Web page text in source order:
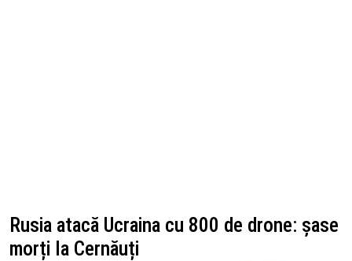
Rusia atacă Ucraina cu 800 de drone: șase
morți la Cernăuți